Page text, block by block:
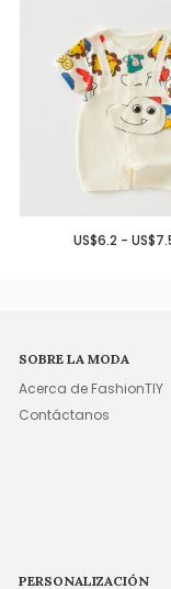
US$6.2 -
SOBRE LA MODA
Acerca de FashionTIY
Contáctanos
PERSONALIZACIÓN